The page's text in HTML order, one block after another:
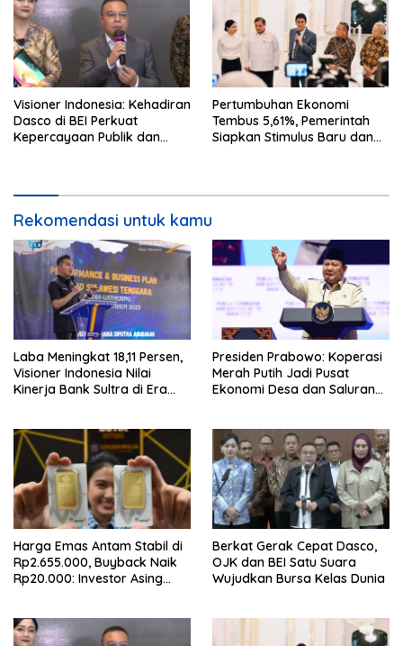
Visioner Indonesia: Kehadiran
Dasco di BEI Perkuat
Kepercayaan Publik dan
Pertumbuhan Ekonomi
Tembus 5,61%, Pemerintah
Siapkan Stimulus Baru dan
Rekomendasi untuk kamu
Laba Meningkat 18,11 Persen,
Visioner Indonesia Nilai
Kinerja Bank Sultra di Era
Presiden Prabowo: Koperasi
Merah Putih Jadi Pusat
Ekonomi Desa dan Saluran
Harga Emas Antam Stabil di
Rp2.655.000, Buyback Naik
Rp20.000: Investor Asing
Berkat Gerak Cepat Dasco,
OJK dan BEI Satu Suara
Wujudkan Bursa Kelas Dunia